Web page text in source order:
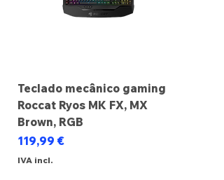
Teclado mecânico gaming
Roccat Ryos MK FX, MX
Brown, RGB
Preço
119,99 €
IVA incl.